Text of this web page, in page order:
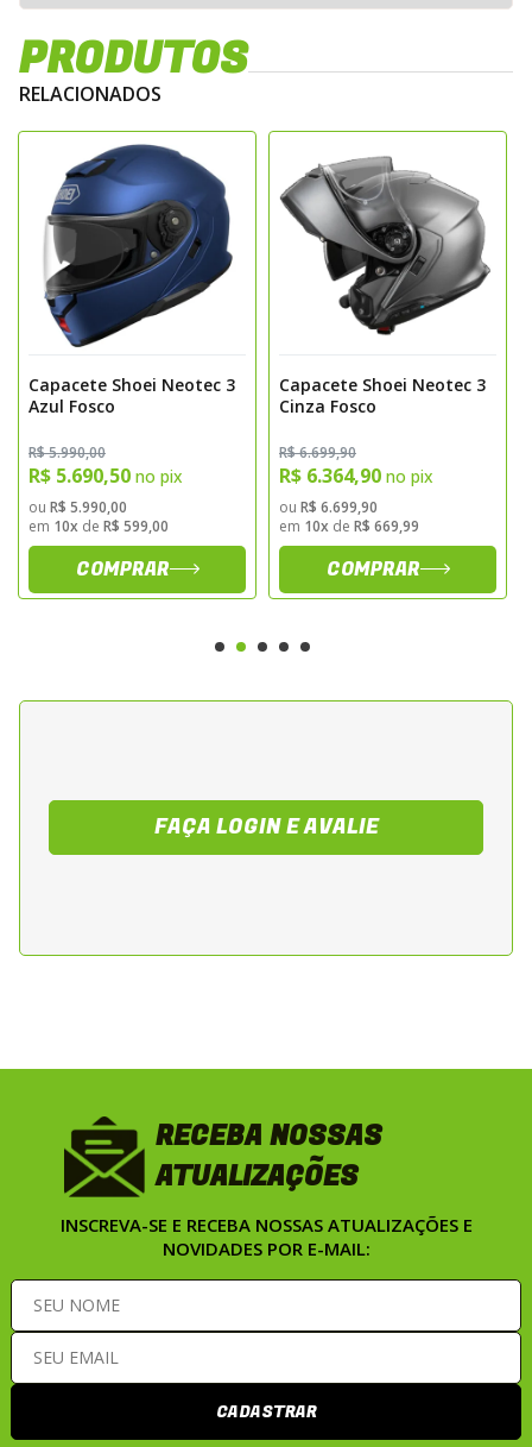
PRODUTOS
RELACIONADOS
Capacete Shoei Neotec 3
Azul Fosco
R$ 5.990,00
R$ 5.690,50 no pix
ou R$ 5.990,00
em 10x de R$ 599,00
COMPRAR
Capacete Shoei Neotec 3
Cinza Fosco
R$ 6.699,90
R$ 6.364,90 no pix
ou R$ 6.699,90
em 10x de R$ 669,99
COMPRAR
FAÇA LOGIN E AVALIE
RECEBA NOSSAS
ATUALIZAÇÕES
INSCREVA-SE E RECEBA NOSSAS ATUALIZAÇÕES E
NOVIDADES POR E-MAIL:
CADASTRAR